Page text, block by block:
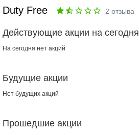
Duty Free 2 отзыва
Действующие акции на сегодня
На сегодня нет акций
Будущие акции
Нет будущих акций
Прошедшие акции